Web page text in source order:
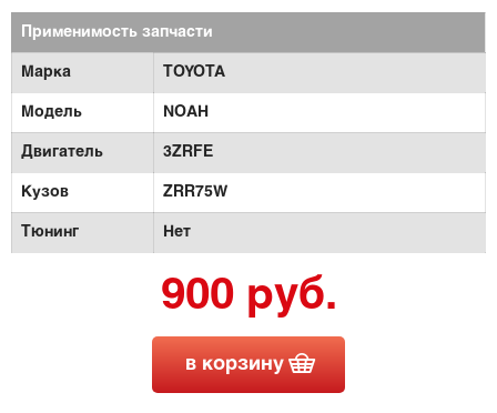
Применимость запчасти
Марка TOYOTA
Модель NOAH
Двигатель 3ZRFE
Кузов ZRR75W
Тюнинг Нет
900 руб.
в корзину